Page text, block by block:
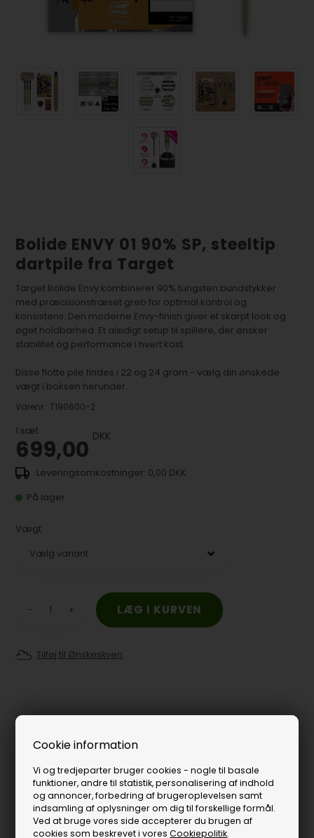
Cookie information
Vi og tredjeparter bruger cookies - nogle til basale
funktioner, andre til statistik, personalisering af indhold
og annoncer, forbedring af brugeroplevelsen samt
indsamling af oplysninger om dig til forskellige formål.
Ved at bruge vores side accepterer du brugen af
cookies som beskrevet i voresCookiepolitik.
Bolide ENVY 01 90% SP, steeltip
dartpile fra Target
Target Bolide Envy kombinerer 90% tungsten bundstykker
med præcisionsfræset greb for optimal kontrol og
konsistens. Den moderne Envy-finish giver et skarpt look og
øget holdbarhed. Et alsidigt setup til spillere, der ønsker
stabilitet og performance i hvert kast.
Disse flotte pile findes i 22 og 24 gram - vælg din ønskede
vægt i boksen herunder.
Varenr.: T190600-2
1 sæt
699,00 DKK
0,00 DKK
På lager
Vægt
- +
Tilføj til Ønskeskyen